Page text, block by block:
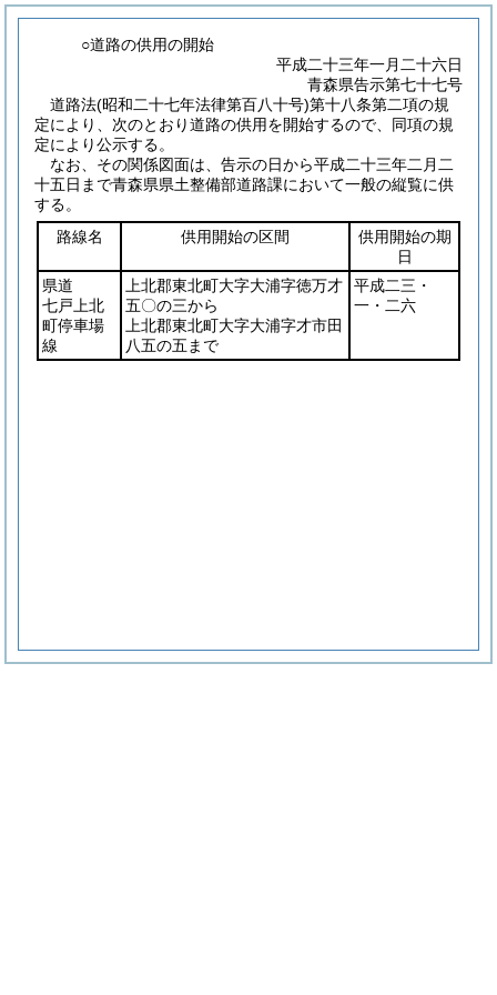
○道路の供用の開始
平成二十三年一月二十六日
青森県告示第七十七号
道路法(昭和二十七年法律第百八十号)第十八条第二項の規
定により、次のとおり道路の供用を開始するので、同項の規
定により公示する。
なお、その関係図面は、告示の日から平成二十三年二月二
十五日まで青森県県土整備部道路課において一般の縦覧に供
する。
路線名
供用開始の区間
供用開始の期
日
県道
七戸上北
町停車場
線
上北郡東北町大字大浦字徳万才
五〇の三から
上北郡東北町大字大浦字才市田
八五の五まで
平成二三・
一・二六